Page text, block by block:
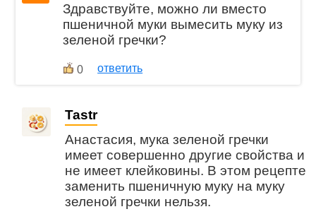
Здравствуйте, можно ли вместо
пшеничной муки вымесить муку из
зеленой гречки?
0 ответить
Tastr
Анастасия, мука зеленой гречки
имеет совершенно другие свойства и
не имеет клейковины. В этом рецепте
заменить пшеничную муку на муку
зеленой гречки нельзя.